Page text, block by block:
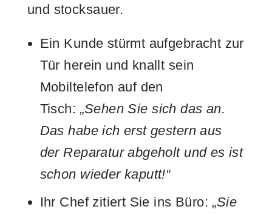
und stocksauer.
Ein Kunde stürmt aufgebracht zur
Tür herein und knallt sein
Mobiltelefon auf den
Tisch: „Sehen Sie sich das an.
Das habe ich erst gestern aus
der Reparatur abgeholt und es ist
schon wieder kaputt!“
Ihr Chef zitiert Sie ins Büro: „Sie